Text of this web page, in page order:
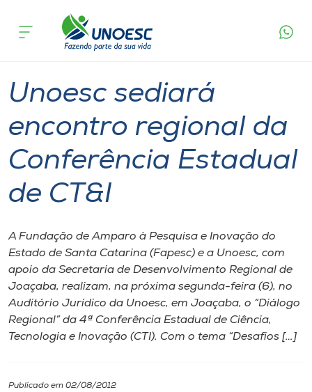
Cursos
Atendimento ao Estudante
Portal de Ensino
A
Internacionalização
I.nova
Diplomados
acontece
Unoesc sediará
encontro regional da
Conferência Estadual
de CT&I
A Fundação de Amparo à Pesquisa e Inovação do
Estado de Santa Catarina (Fapesc) e a Unoesc, com
apoio da Secretaria de Desenvolvimento Regional de
Joaçaba, realizam, na próxima segunda-feira (6), no
Auditório Jurídico da Unoesc, em Joaçaba, o “Diálogo
Regional” da 4ª Conferência Estadual de Ciência,
Tecnologia e Inovação (CTI). Com o tema “Desafios […]
Publicado em 02/08/2012